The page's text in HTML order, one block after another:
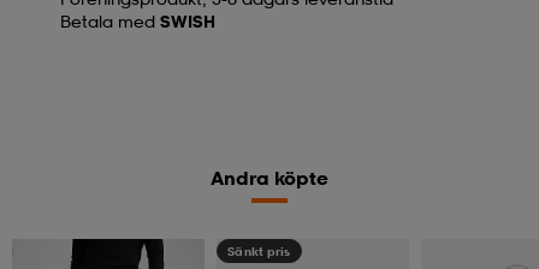
Betala med SWISH
Andra köpte
Sänkt pris